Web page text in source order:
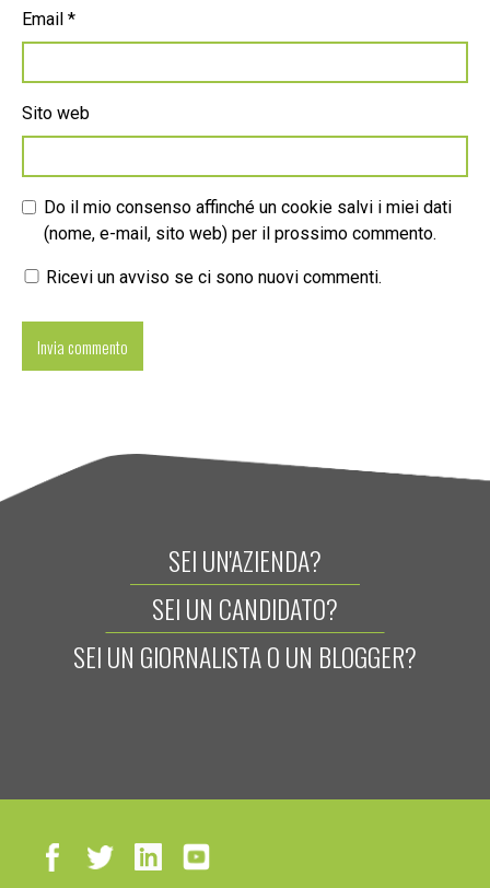
Email *
Sito web
Do il mio consenso affinché un cookie salvi i miei dati
(nome, e-mail, sito web) per il prossimo commento.
Ricevi un avviso se ci sono nuovi commenti.
SEI UN'AZIENDA?
SEI UN CANDIDATO?
SEI UN GIORNALISTA O UN BLOGGER?